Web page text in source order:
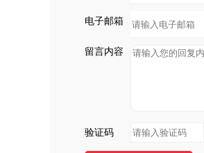
电子邮箱
留言内容
验证码